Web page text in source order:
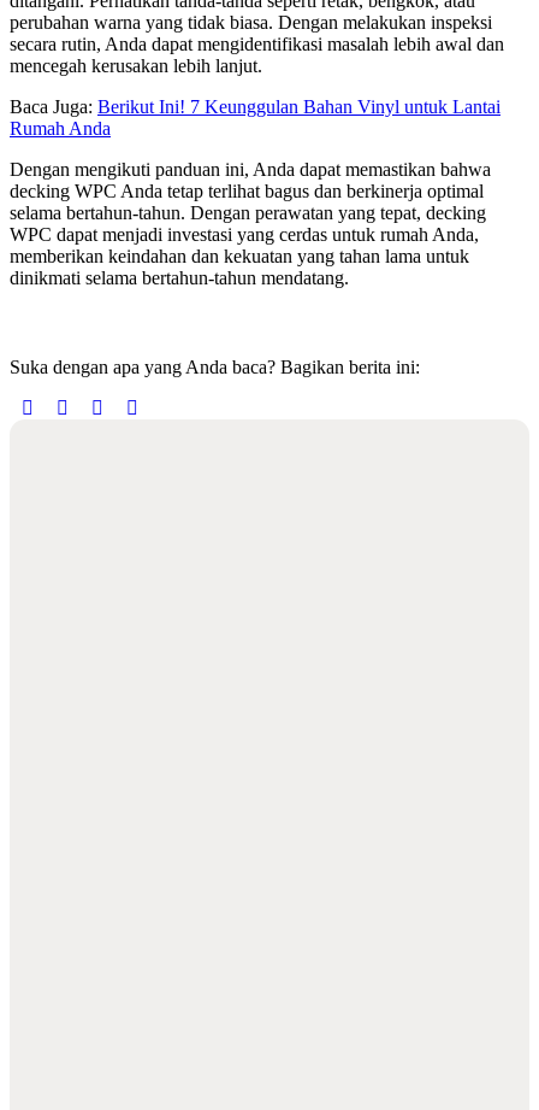
perubahan warna yang tidak biasa. Dengan melakukan inspeksi
secara rutin, Anda dapat mengidentifikasi masalah lebih awal dan
mencegah kerusakan lebih lanjut.
Baca Juga: Berikut Ini! 7 Keunggulan Bahan Vinyl untuk Lantai
Rumah Anda
Dengan mengikuti panduan ini, Anda dapat memastikan bahwa
decking WPC Anda tetap terlihat bagus dan berkinerja optimal
selama bertahun-tahun. Dengan perawatan yang tepat, decking
WPC dapat menjadi investasi yang cerdas untuk rumah Anda,
memberikan keindahan dan kekuatan yang tahan lama untuk
dinikmati selama bertahun-tahun mendatang.
Suka dengan apa yang Anda baca? Bagikan berita ini: